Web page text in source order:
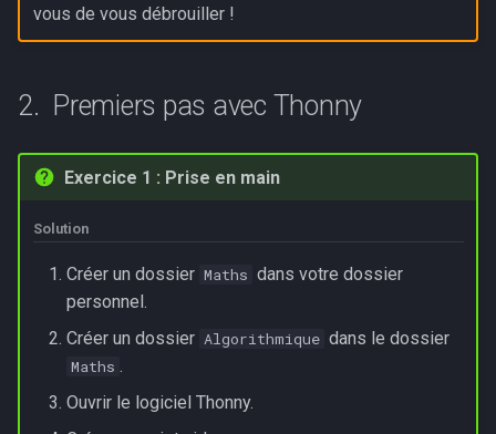
vous de vous débrouiller !
Premiers pas avec Thonny
Exercice 1 : Prise en main
Solution
Créer un dossier Maths dans votre dossier
personnel.
Créer un dossier Algorithmique dans le dossier
Maths
Ouvrir le logiciel Thonny.